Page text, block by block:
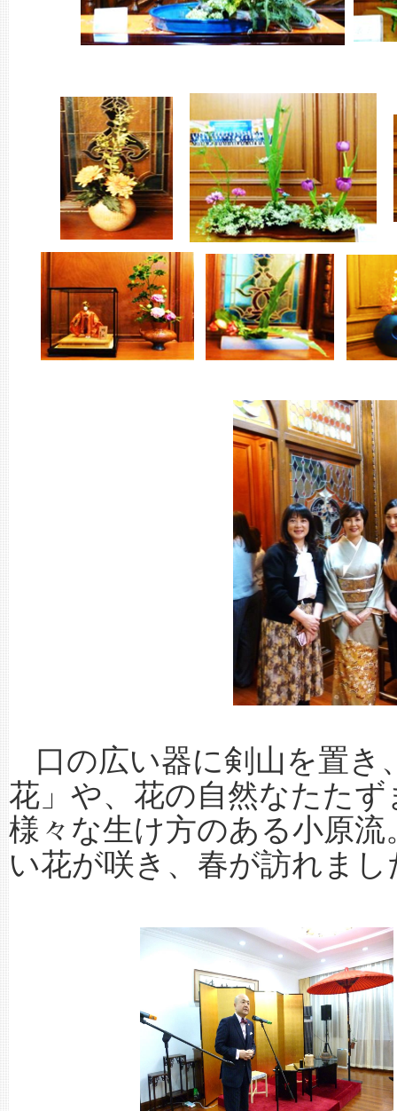
口の広い器に剣山を置き
花」や、花の自然なたた
様々な生け方のある小原
い花が咲き、春が訪れまし